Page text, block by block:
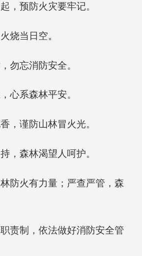
，预防火灾要牢记。
烧当日空。
勿忘消防安全。
心系森林平安。
，谨防山林冒火光。
，森林渴望人呵护。
防火有力量；严查严管，森
责制，依法做好消防安全管